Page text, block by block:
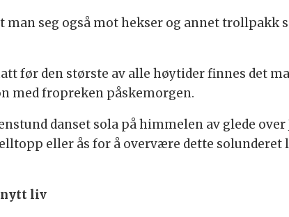
man seg også mot hekser og annet
før den største av alle høytider finnes det
med fropreken påskemorgen.
danset sola på himmelen av glede
eller ås for å overvære dette
nytt liv